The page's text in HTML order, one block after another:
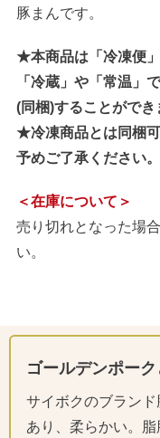
豚まんです。
★本商品は「冷凍便」
「冷蔵」や「常温」
(同梱)することができ
★冷凍商品とは同梱可
予めご了承ください。
＜在庫について＞
売り切れとなった場
い。
ゴールデンポーク
サイボクのブラン
あり、柔らかい。